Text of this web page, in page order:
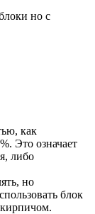
но с
как
Это означает
либо
но
блок